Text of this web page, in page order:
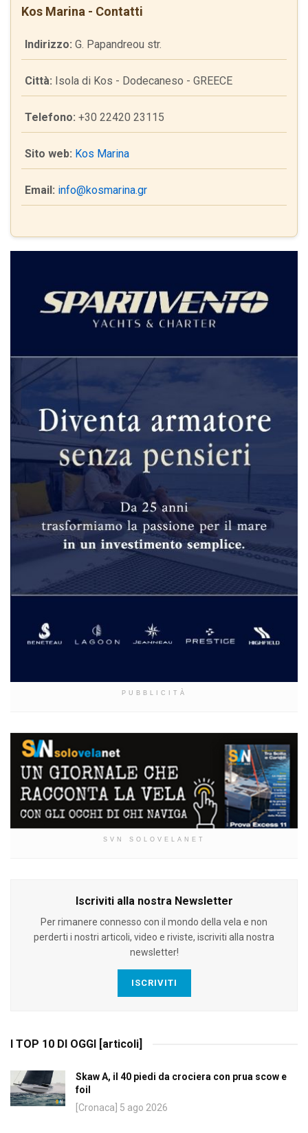
Kos Marina - Contatti
Indirizzo: G. Papandreou str.
Città: Isola di Kos - Dodecaneso - GREECE
Telefono: +30 22420 23115
Sito web: Kos Marina
Email: info@kosmarina.gr
PUBBLICITÀ
SVN SOLOVELANET
Iscriviti alla nostra Newsletter
Per rimanere connesso con il mondo della vela e non
perderti i nostri articoli, video e riviste, iscriviti alla nostra
newsletter!
ISCRIVITI
I TOP 10 DI OGGI [articoli]
Skaw A, il 40 piedi da crociera con prua scow e
foil
[Cronaca] 5 ago 2026